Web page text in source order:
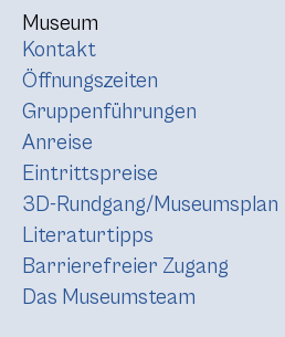
Museum
Kontakt
Öffnungszeiten
Gruppenführungen
Anreise
Eintrittspreise
3D-Rundgang/Museumsplan
Literaturtipps
Barrierefreier Zugang
Das Museumsteam